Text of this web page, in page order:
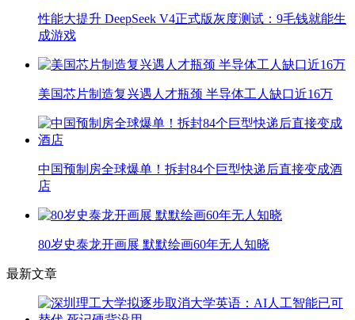
性能大提升 DeepSeek V4正式版灰度测试：9毛钱就能生
成游戏
美国芯片制造复兴遇人才瓶颈 半导体工人缺口近16万
中国预制房全球爆单！拆封84个巨型快递后直接变成酒
店
80岁史泰龙开画展 默默绘画60年无人知晓
最新文章